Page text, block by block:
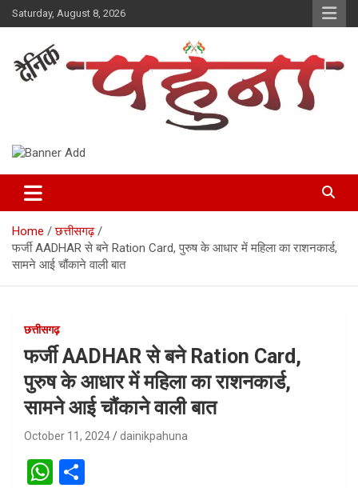
Skip
to
Saturday, August 8, 2026
Dainik Pahuna
Home
छत्तीसगढ़
फर्जी AADHAR से बने Ration Card, पुरुष के आधार में महिला का राशनकार्ड,
सामने आई चौंकाने वाली बात
छत्तीसगढ़
फर्जी AADHAR से बने Ration Card,
पुरुष के आधार में महिला का राशनकार्ड,
सामने आई चौंकाने वाली बात
October 11, 2024 dainikpahuna
W